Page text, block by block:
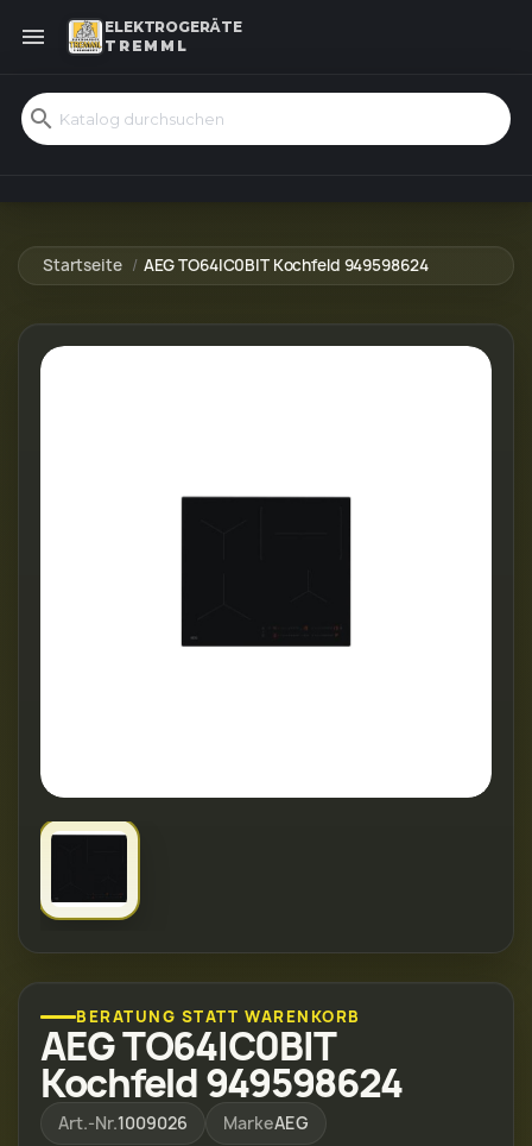

ELEKTROGERÄTE
TREMML
search
Startseite AEG TO64IC0BIT Kochfeld 949598624
BERATUNG STATT WARENKORB
AEG TO64IC0BIT
Kochfeld 949598624
Art.-Nr.1009026 MarkeAEG